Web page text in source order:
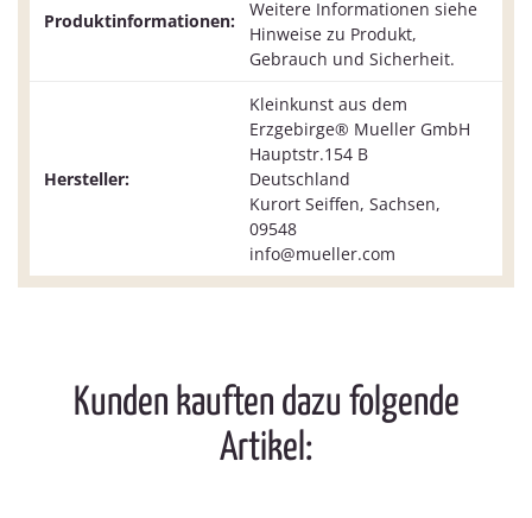
Produktinformationen:
Weitere Informationen siehe
Hinweise zu Produkt,
Gebrauch und Sicherheit.
Hersteller:
Kleinkunst aus dem
Erzgebirge® Mueller GmbH
Hauptstr.154 B
Deutschland
Kurort Seiffen, Sachsen,
09548
info@mueller.com
Kunden kauften dazu folgende
Artikel: